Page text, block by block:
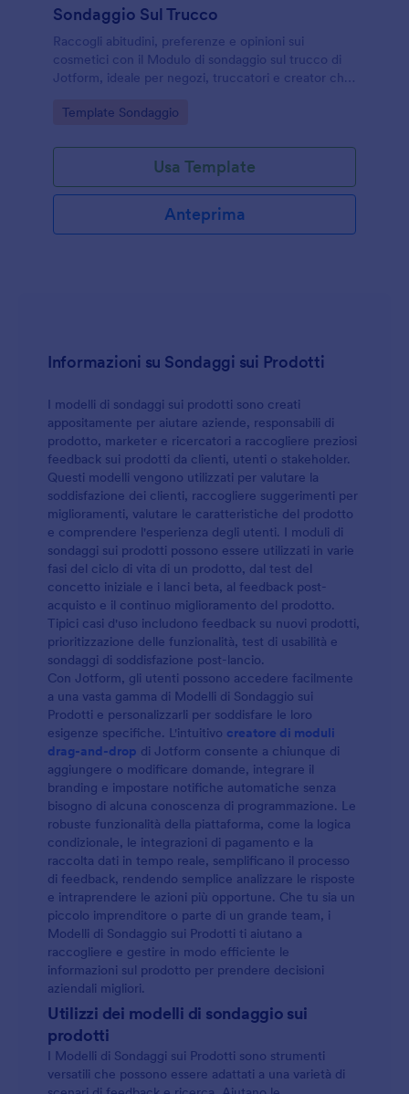
Sondaggio Sul Trucco
Raccogli abitudini, preferenze e opinioni sui
cosmetici con il Modulo di sondaggio sul trucco di
Jotform, ideale per negozi, truccatori e creator che
dati.
Go to Category:
Template Sondaggio
Usa Template
Anteprima
Informazioni su Sondaggi sui Prodotti
I modelli di sondaggi sui prodotti sono creati
appositamente per aiutare aziende, responsabili di
prodotto, marketer e ricercatori a raccogliere preziosi
feedback sui prodotti da clienti, utenti o stakeholder.
Questi modelli vengono utilizzati per valutare la
soddisfazione dei clienti, raccogliere suggerimenti per
miglioramenti, valutare le caratteristiche del prodotto
e comprendere l'esperienza degli utenti. I moduli di
sondaggi sui prodotti possono essere utilizzati in varie
fasi del ciclo di vita di un prodotto, dal test del
concetto iniziale e i lanci beta, al feedback post-
acquisto e il continuo miglioramento del prodotto.
Tipici casi d'uso includono feedback su nuovi prodotti,
prioritizzazione delle funzionalità, test di usabilità e
sondaggi di soddisfazione post-lancio.
Con Jotform, gli utenti possono accedere facilmente
a una vasta gamma di Modelli di Sondaggio sui
Prodotti e personalizzarli per soddisfare le loro
esigenze specifiche. L'intuitivo creatore di moduli
drag-and-drop di Jotform consente a chiunque di
aggiungere o modificare domande, integrare il
branding e impostare notifiche automatiche senza
bisogno di alcuna conoscenza di programmazione. Le
robuste funzionalità della piattaforma, come la logica
condizionale, le integrazioni di pagamento e la
raccolta dati in tempo reale, semplificano il processo
di feedback, rendendo semplice analizzare le risposte
e intraprendere le azioni più opportune. Che tu sia un
piccolo imprenditore o parte di un grande team, i
Modelli di Sondaggio sui Prodotti ti aiutano a
raccogliere e gestire in modo efficiente le
informazioni sul prodotto per prendere decisioni
aziendali migliori.
Utilizzi dei modelli di sondaggio sui
prodotti
I Modelli di Sondaggi sui Prodotti sono strumenti
versatili che possono essere adattati a una varietà di